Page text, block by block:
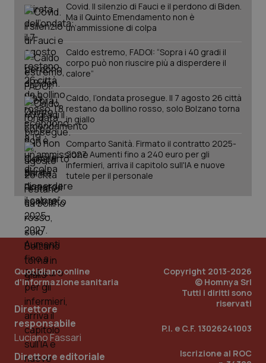
Covid. Il silenzio di Fauci e il perdono di Biden.
Ma il Quinto Emendamento non è
un’ammissione di colpa
Caldo estremo, FADOI: “Sopra i 40 gradi il
corpo può non riuscire più a disperdere il
calore”
Caldo, l’ondata prosegue. Il 7 agosto 26 città
restano da bollino rosso, solo Bolzano torna
in giallo
Comparto Sanità. Firmato il contratto 2025-
2027. Aumenti fino a 240 euro per gli
infermieri, arriva il capitolo sull'IA e nuove
tutele per il personale
Quotidiano online
d'informazione sanitaria
Direttore
responsabile
Luciano Fassari
Direttore editoriale
Copyright 2013-2026
© Homnya Srl
Tutti i diritti sono
riservati
P.I. e C.F. 13026241003
Iscrizione al ROC
_ga
PHPSESSID
PHP.net